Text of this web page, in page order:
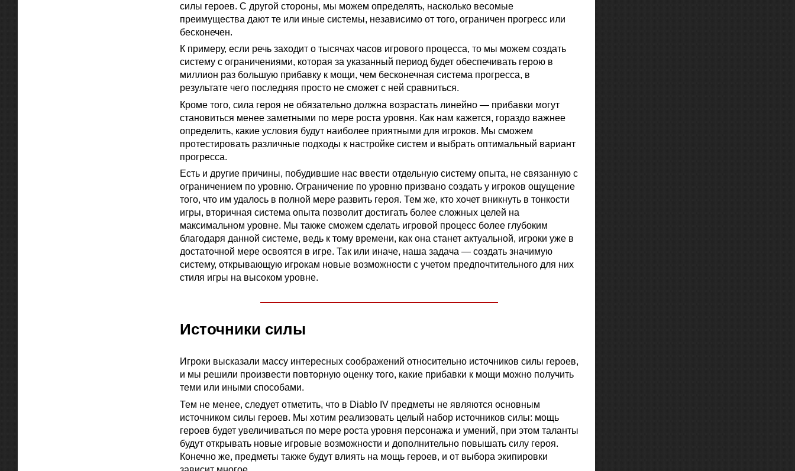
силы героев. С другой стороны, мы можем определять, насколько весомые
преимущества дают те или иные системы, независимо от того, ограничен прогресс или
бесконечен.
К примеру, если речь заходит о тысячах часов игрового процесса, то мы можем создать
систему с ограничениями, которая за указанный период будет обеспечивать герою в
миллион раз большую прибавку к мощи, чем бесконечная система прогресса, в
результате чего последняя просто не сможет с ней сравниться.
Кроме того, сила героя не обязательно должна возрастать линейно — прибавки могут
становиться менее заметными по мере роста уровня. Как нам кажется, гораздо важнее
определить, какие условия будут наиболее приятными для игроков. Мы сможем
протестировать различные подходы к настройке систем и выбрать оптимальный вариант
прогресса.
Есть и другие причины, побудившие нас ввести отдельную систему опыта, не связанную с
ограничением по уровню. Ограничение по уровню призвано создать у игроков ощущение
того, что им удалось в полной мере развить героя. Тем же, кто хочет вникнуть в тонкости
игры, вторичная система опыта позволит достигать более сложных целей на
максимальном уровне. Мы также сможем сделать игровой процесс более глубоким
благодаря данной системе, ведь к тому времени, как она станет актуальной, игроки уже в
достаточной мере освоятся в игре. Так или иначе, наша задача — создать значимую
систему, открывающую игрокам новые возможности с учетом предпочтительного для них
стиля игры на высоком уровне.
Источники силы
Игроки высказали массу интересных соображений относительно источников силы героев,
и мы решили произвести повторную оценку того, какие прибавки к мощи можно получить
теми или иными способами.
Тем не менее, следует отметить, что в Diablo IV предметы не являются основным
источником силы героев. Мы хотим реализовать целый набор источников силы: мощь
героев будет увеличиваться по мере роста уровня персонажа и умений, при этом таланты
будут открывать новые игровые возможности и дополнительно повышать силу героя.
Конечно же, предметы также будут влиять на мощь героев, и от выбора экипировки